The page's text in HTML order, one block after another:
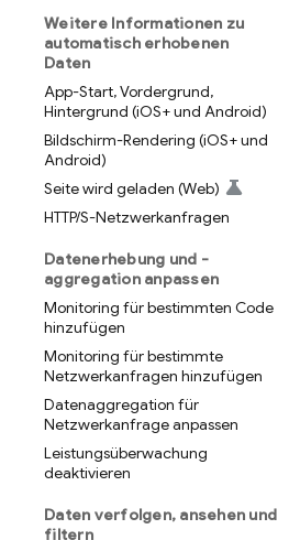
Weitere Informationen zu
automatisch erhobenen
Daten
App-Start,Vordergrund,
Hintergrund (iOS+ und Android)
Bildschirm-Rendering (iOS+ und
Android)
Seite wird geladen (Web)
HTTP/S-Netzwerkanfragen
Datenerhebung und -
aggregation anpassen
Monitoring für bestimmten Code
hinzufügen
Monitoring für bestimmte
Netzwerkanfragen hinzufügen
Datenaggregation für
Netzwerkanfrage anpassen
Leistungsüberwachung
deaktivieren
Daten verfolgen, ansehen und
filtern